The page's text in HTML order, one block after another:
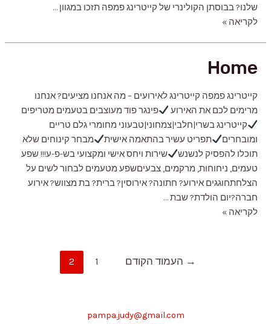
שלנו? בבוסתן הקולינרי של קייטרינג פמפה תזכו במגוון …
צור
לקריאה »
Home
קייטרינג פמפה קייטרינג לאירועים – מה אנחנו מציעים? אנחנו
מרימים לכם את האירוע
פינגר פוד מעוצבים בטעמים מטריפים
קייטרינג בשרי|חלבי|צמחוני|טבעוני מחומרי גלם טריים
ומובחרים
תפריט עשיר בהתאמה אישית
מבחר קינוחים שלא
תוכלו להפסיק לנשנש
שירות ויחס אישי ומקצועי בש-פ-ע!!! שפע
טעמים, ניחוחות, מרקמים, צבעיםשפע מטעמים לבחור לשים על
הצלחתחוגגים אירוע? חתונה? אירוסין? ברית? בת מצווש? אירוע
חברה?יום הולדת? שבת …
Home
לקריאה »
→ העמוד הקודם 1
2
pampa.judy@gmail.com